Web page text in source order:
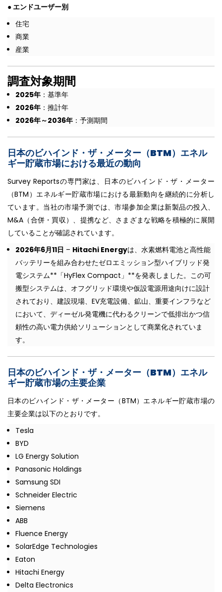
● エンドユーザー別
住宅
商業
産業
調査対象期間
2025年 ：基準年
2026年 ：推計年
2026年～2036年 ：予測期間
日本のビハインド・ザ・メーター（BTM）エネル
ギー貯蔵市場における最近の動向
Survey Reportsの専門家は、日本のビハインド・ザ・メーター
（BTM）エネルギー貯蔵市場における最新動向を継続的に分析し
ています。当社の市場予測では、市場参加企業は新製品の投入、
M&A（合併・買収）、提携など、さまざまな戦略を積極的に展開
していることが確認されています。
2026年6月11日 – Hitachi Energyは、水素燃料電池と高性能
バッテリーを組み合わせたゼロエミッション型ハイブリッド発
電システム**「HyFlex Compact」**を発表しました。この可
搬型システムは、オフグリッド環境や仮設電源用途向けに設計
されており、建設現場、EV充電設備、鉱山、重要インフラなど
において、ディーゼル発電機に代わるクリーンで低排出かつ信
頼性の高い電力供給ソリューションとして商業化されていま
す。
日本のビハインド・ザ・メーター（BTM）エネル
ギー貯蔵市場の主要企業
日本のビハインド・ザ・メーター（BTM）エネルギー貯蔵市場の
主要企業は以下のとおりです。
Tesla
BYD
LG Energy Solution
Panasonic Holdings
Samsung SDI
Schneider Electric
Siemens
ABB
Fluence Energy
SolarEdge Technologies
Eaton
Hitachi Energy
Delta Electronics